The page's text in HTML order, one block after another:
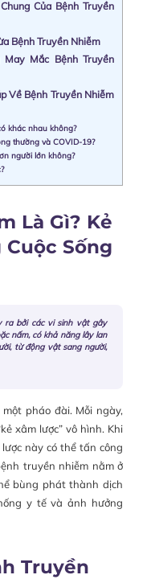
Của Bệnh Truyền
Bệnh Truyền Nhiễm
Mắc Bệnh Truyền
Về Bệnh Truyền Nhiễm
khác nhau không?
thường và COVID-19?
người lớn không?
Là Gì? Kẻ
Sống
ra bởi các vi sinh vật gây
nấm, có khả năng lây lan
từ động vật sang người,
pháo đài. Mỗi ngày,
xâm lược” vô hình. Khi
này có thể tấn công
truyền nhiễm nằm ở
bùng phát thành dịch
y tế và ảnh hưởng
Truyền